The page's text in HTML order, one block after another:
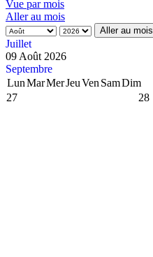
Vue par mois
Aller au mois
Aller au mois
Juillet
09 Août 2026
Septembre
LunMarMerJeuVen SamDim
27
28